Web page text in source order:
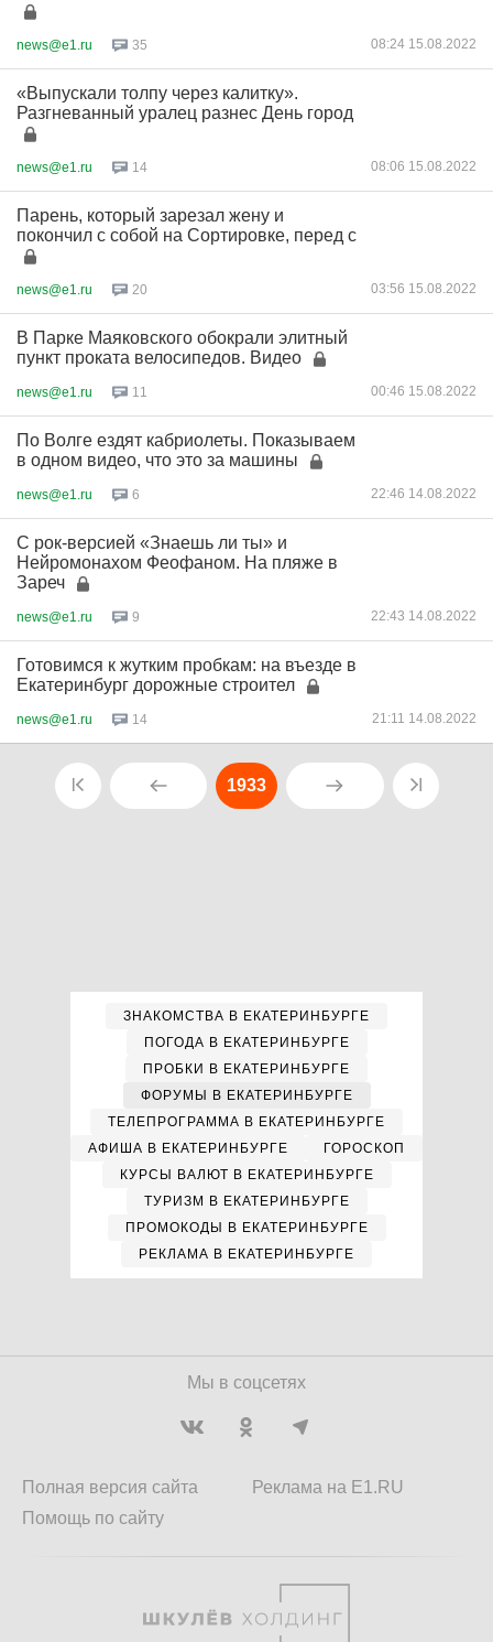
news@e1.ru 35 08:24 15.08.2022
«Выпускали толпу через калитку».
Разгневанный уралец разнес День город
news@e1.ru 14 08:06 15.08.2022
Парень, который зарезал жену и
покончил с собой на Сортировке, перед с
news@e1.ru 20 03:56 15.08.2022
В Парке Маяковского обокрали элитный
пункт проката велосипедов. Видео
news@e1.ru 11 00:46 15.08.2022
По Волге ездят кабриолеты. Показываем
в одном видео, что это за машины
news@e1.ru 6 22:46 14.08.2022
С рок-версией «Знаешь ли ты» и
Нейромонахом Феофаном. На пляже в
Зареч
news@e1.ru 9 22:43 14.08.2022
Готовимся к жутким пробкам: на въезде в
Екатеринбург дорожные строител
news@e1.ru 14 21:11 14.08.2022
1933
ЗНАКОМСТВА В ЕКАТЕРИНБУРГЕ
ПОГОДА В ЕКАТЕРИНБУРГЕ
ПРОБКИ В ЕКАТЕРИНБУРГЕ
ФОРУМЫ В ЕКАТЕРИНБУРГЕ
ТЕЛЕПРОГРАММА В ЕКАТЕРИНБУРГЕ
АФИША В ЕКАТЕРИНБУРГЕ
ГОРОСКОП
КУРСЫ ВАЛЮТ В ЕКАТЕРИНБУРГЕ
ТУРИЗМ В ЕКАТЕРИНБУРГЕ
ПРОМОКОДЫ В ЕКАТЕРИНБУРГЕ
РЕКЛАМА В ЕКАТЕРИНБУРГЕ
Мы в соцсетях
Полная версия сайта
Помощь по сайту
Реклама на E1.RU